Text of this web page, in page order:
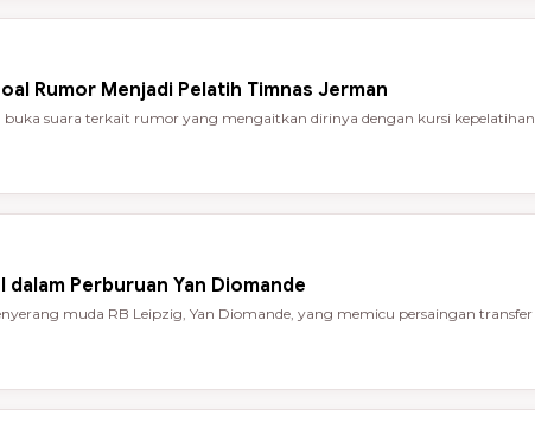
Rumor Menjadi Pelatih Timnas Jerman
suara terkait rumor yang mengaitkan dirinya dengan kursi kepelatihan
Perburuan Yan Diomande
muda RB Leipzig, Yan Diomande, yang memicu persaingan transfer